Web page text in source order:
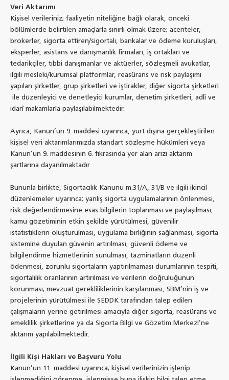
Veri Aktarımı
Kişisel verileriniz; faaliyetin niteliğine bağlı olarak, önceki
bölümlerde belirtilen amaçlarla sınırlı olmak üzere; acenteler,
brokerler, sigorta ettiren/sigortalı, bankalar ve ödeme kuruluşları,
eksperler, asistans ve danışmanlık firmaları, iş ortakları ve
tedarikçiler, tıbbi danışmanlar ve aktüerler, sözleşmeli avukatlar,
ilgili mesleki/kurumsal platformlar, reasürans ve risk paylaşımı
yapılan şirketler, grup şirketleri ve iştirakler, diğer sigorta şirketleri
ile düzenleyici ve denetleyici kurumlar, denetim şirketleri, adlî ve
idarî makamlarla paylaşılabilmektedir.
Ayrıca, Kanun’un 9. maddesi uyarınca, yurt dışına gerçekleştirilen
kişisel veri aktarımlarımızda standart sözleşme hükümleri veya
Kanun’un 9. maddesinin 6. fıkrasında yer alan arızi aktarım
şartlarına dayanılmaktadır.
Bununla birlikte, Sigortacılık Kanunu m.31/A, 31/B ve ilgili ikincil
düzenlemeler uyarınca; yanlış sigorta uygulamalarının önlenmesi,
risk değerlendirmesine esas bilgilerin toplanması ve paylaşılması,
kamu gözetiminin etkin şekilde yürütülmesi, güvenilir
istatistiklerin oluşturulması, uygulama birliğinin sağlanması, sigorta
sistemine duyulan güvenin artırılması, güvenli ödeme ve
bilgilendirme hizmetlerinin sunulması, tazminatların düzenli
ödenmesi, zorunlu sigortaların yaptırılmaması durumlarının tespiti,
sigortalılık oranlarının artırılması ve verilerin doğruluğunun
korunması; mevzuat gerekliliklerinin karşılanması, SBM’nin iş ve
projelerinin yürütülmesi ile SEDDK tarafından talep edilen
çalışmaların yerine getirilmesi amacıyla diğer sigorta, reasürans ve
emeklilik şirketlerine ya da Sigorta Bilgi ve Gözetim Merkezi’ne
aktarım yapılabilmektedir.
İlgili Kişi Hakları ve Başvuru Yolu
Kanun’un 11. maddesi uyarınca; kişisel verilerinizin işlenip